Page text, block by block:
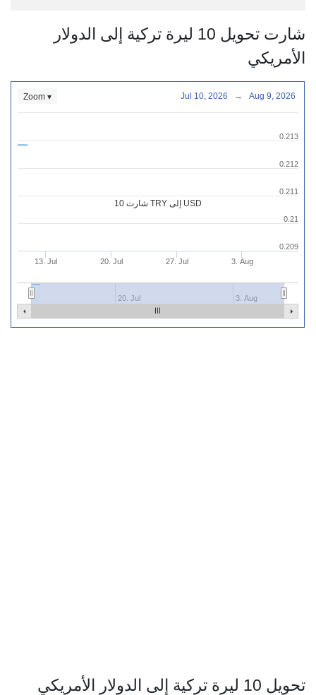
شارت تحويل 10 ليرة تركية إلى الدولار
الأمريكي
شارت 10 TRY إلى USD
13. Jul 20. Jul 27. Jul 3. Aug
20. Jul 3. Aug
0.209
0.21
0.211
0.212
0.213
Zoom ▾ Jul 10, 2026 → Aug 9, 2026
تحويل 10 ليرة تركية إلى الدولار الأمريكي